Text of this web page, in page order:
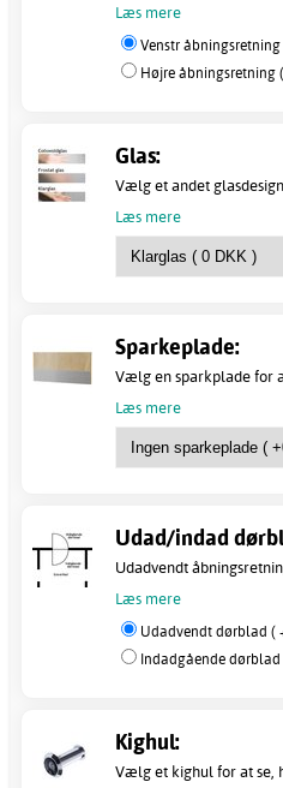
Læs mere
Venstr åbningsretning
Højre åbningsretning
Glas:
Vælg et andet
Læs mere
Sparkeplade:
Vælg en sparkplade for
Læs mere
Udad/indad
Udadvendt
Læs mere
Udadvendt dørblad (
Indadgående dørblad
Kighul:
Vælg et kighul for at se,